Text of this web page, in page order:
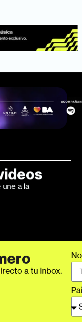
une a la
a tu inbox.